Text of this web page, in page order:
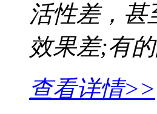
活性差，
效果差;有
查看详情>>